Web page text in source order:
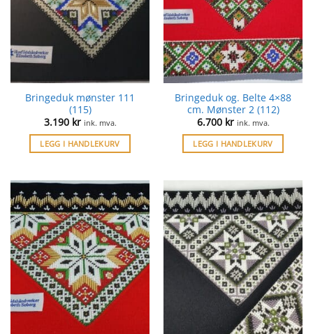
Bringeduk mønster 111
(115)
3.190 kr ink. mva.
LEGG I HANDLEKURV
Bringeduk og. Belte 4×88
cm. Mønster 2 (112)
6.700 kr ink. mva.
LEGG I HANDLEKURV